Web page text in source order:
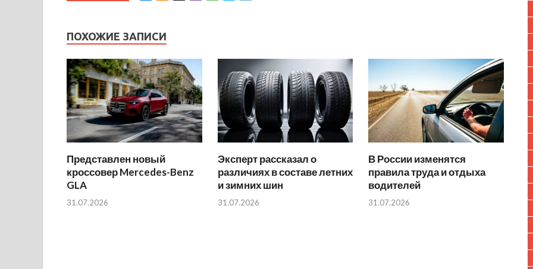
ПОХОЖИЕ ЗАПИСИ
Представлен новый
кроссовер Mercedes-Benz
GLA
31.07.2026
Эксперт рассказал о
различиях в составе летних
и зимних шин
31.07.2026
В России изменятся
правила труда и отдыха
водителей
31.07.2026